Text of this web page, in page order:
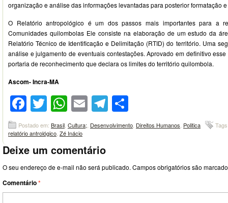
organização e análise das informações levantadas para posterior formatação
O Relatório antropológico é um dos passos mais importantes para a
Comunidades quilombolas Ele consiste na elaboração de um estudo da
Relatório Técnico de Identificação e Delimitação (RTID) do território. Uma
análise e julgamento de eventuais contestações. Aprovado em definitivo
portaria de reconhecimento que declara os limites do território quilombola.
Ascom- Incra-MA
Facebook
Twitter
WhatsApp
EmailTelegram
Postado em: Brasil Cultura; Desenvolvimento Direitos Humanos Politica
relatório antrológico Zé Inácio
Deixe um comentário
O seu endereço de e-mail não será publicado. Campos obrigatórios são
Comentário*